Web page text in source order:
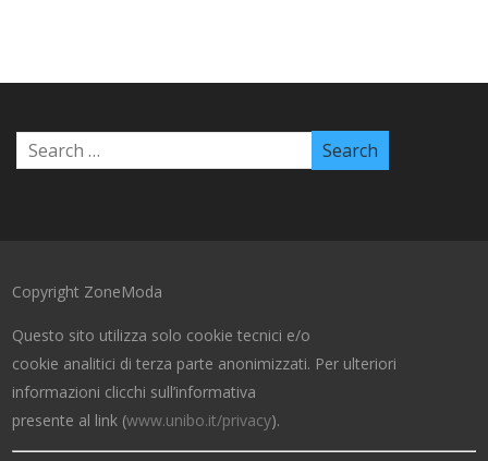
Copyright ZoneModa
Questo sito utilizza solo cookie tecnici e/o
cookie analitici di terza parte anonimizzati. Per ulteriori
informazioni clicchi sull’informativa
presente al link (www.unibo.it/privacy).